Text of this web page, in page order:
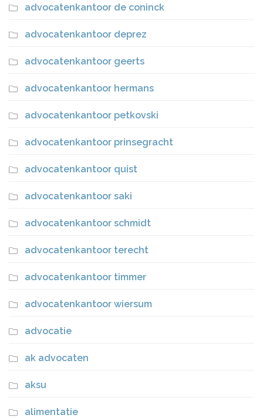
advocatenkantoor de coninck
advocatenkantoor deprez
advocatenkantoor geerts
advocatenkantoor hermans
advocatenkantoor petkovski
advocatenkantoor prinsegracht
advocatenkantoor quist
advocatenkantoor saki
advocatenkantoor schmidt
advocatenkantoor terecht
advocatenkantoor timmer
advocatenkantoor wiersum
advocatie
ak advocaten
aksu
alimentatie